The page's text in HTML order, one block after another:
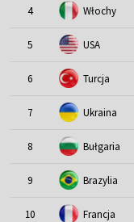
4 Włochy
5 USA
6 Turcja
7 Ukraina
8 Bułgaria
9 Brazylia
10 Francja